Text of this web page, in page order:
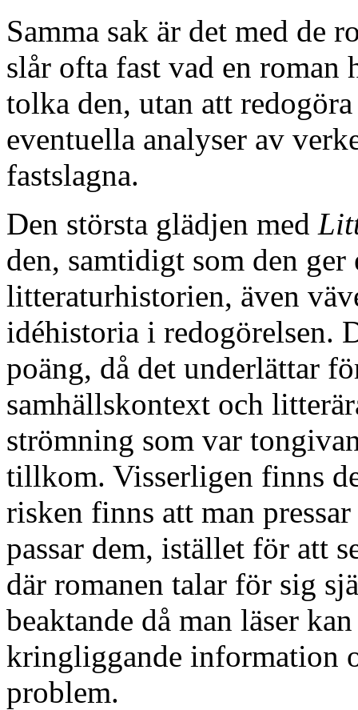
Samma sak är det med de
slår ofta fast vad en roman
tolka den, utan att
eventuella analyser av
fastslagna.
Den största glädjen med
den, samtidigt som den
litteraturhistorien, även
idéhistoria i redogörelsen.
poäng, då det underlättar
samhällskontext och
strömning som var
tillkom. Visserligen finns
risken finns att man
passar dem, istället för att
där romanen talar för sig
beaktande då man läser
kringliggande information
problem.